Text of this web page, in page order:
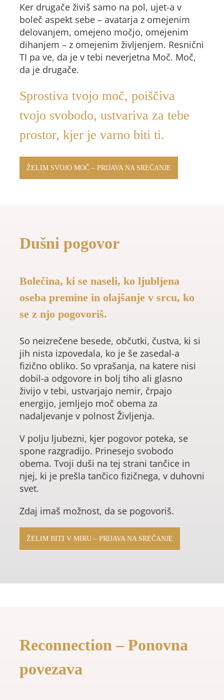
Ker drugače živiš samo na pol, ujet-a v
boleč aspekt sebe – avatarja z omejenim
delovanjem, omejeno močjo, omejenim
dihanjem – z omejenim življenjem. Resnični
TI pa ve, da je v tebi neverjetna Moč. Moč,
da je drugače.
Sprostiva tvojo moč, poiščiva
tvojo svobodo, ustvariva za tebe
prostor, kjer je varno biti ti.
ŽELIM SVOJO MOČ – PRIJAVA NA SREČANJE
Dušni pogovor
Bolečina, ki se naseli, ko ljubljena
oseba premine in olajšanje v srcu, ko
se z njo pogovoriš.
So neizrečene besede, občutki, čustva, ki si
jih nista izpovedala, ko je še zasedal-a
fizično obliko. So vprašanja, na katere nisi
dobil-a odgovore in bolj tiho ali glasno
živijo v tebi, ustvarjajo nemir, črpajo
energijo, jemljejo moč obema za
nadaljevanje v polnost Življenja.
V polju ljubezni, kjer pogovor poteka, se
spone razgradijo. Prinesejo svobodo
obema. Tvoji duši na tej strani tančice in
njej, ki je prešla tančico fizičnega, v duhovni
svet.
Zdaj imaš možnost, da se pogovoriš.
ŽELIM BITI V MIRU – PRIJAVA NA SREČANJE
Reconnection – Ponovna
povezava